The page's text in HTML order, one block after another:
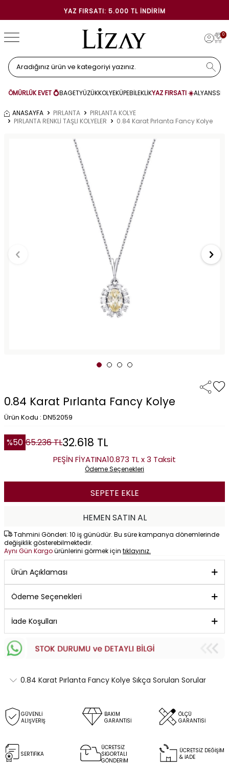
YAZ FIRSATI: 5.000 TL İNDIRIM
0
ÖMÜRLÜK EVET 💍BAGETYÜZÜKKOLYEKÜPEBİLEKLİKYAZ FIRSATI ☀️ALYANS
ANASAYFA PIRLANTA
PIRLANTA KOLYE
PIRLANTA RENKLİ TAŞLI KOLYELER
0.84 Karat Pırlanta Fancy Kolye
0.84 Karat Pırlanta Fancy Kolye
Ürün Kodu : DN52059
%50 65.236TL32.618 TL
PEŞİN FİYATINA10.873 TL x 3 Taksit
Ödeme Seçenekleri
SEPETE EKLE
HEMEN SATIN AL
Tahmini Gönderi: 10 iş günüdür. Bu süre kampanya dönemlerinde
değişiklik gösterebilmektedir.
Aynı Gün Kargoürünlerini görmek için tıklayınız.
Ürün Açıklaması
Ödeme Seçenekleri
İade Koşulları
0.84 Karat Pırlanta Fancy Kolye Sıkça Sorulan Sorular
GÜVENLİ
ALIŞVERİŞ
BAKIM
GARANTİSİ
ÖLÇÜ
GARANTİSİ
SERTİFİKA
ÜCRETSİZ
SİGORTALI
GÖNDERİM
ÜCRETSİZ DEĞİŞİM
& İADE